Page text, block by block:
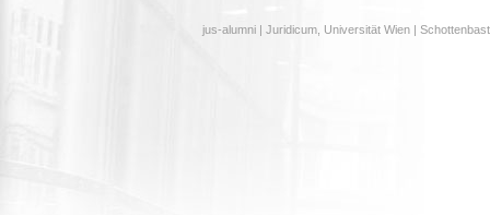
jus-alumni | Juridicum, Universität Wien |